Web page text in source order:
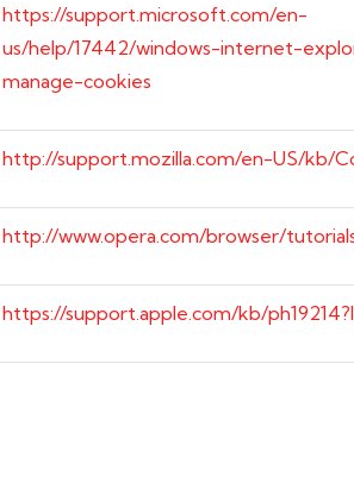
https://support.microsoft.com/en-
us/help/17442/windows-internet-
manage-cookies
http://support.mozilla.com/en-US/kb/
http://www.opera.com/browser/
https://support.apple.com/kb/